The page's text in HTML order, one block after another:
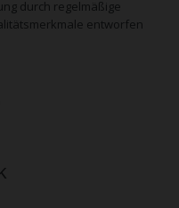
durch regelmäßige
entworfen